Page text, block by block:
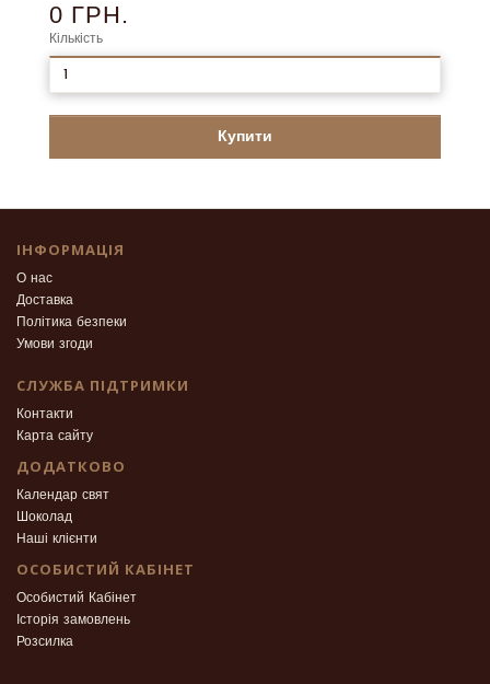
0 ГРН.
Кількість
Купити
ІНФОРМАЦІЯ
О нас
Доставка
Політика безпеки
Умови згоди
СЛУЖБА ПІДТРИМКИ
Контакти
Карта сайту
ДОДАТКОВО
Календар свят
Шоколад
Наші клієнти
ОСОБИСТИЙ КАБІНЕТ
Особистий Кабінет
Історія замовлень
Розсилка